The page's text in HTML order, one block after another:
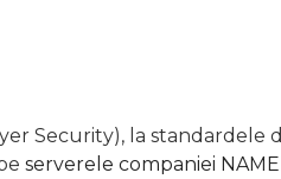
Security), la
serverele companiei